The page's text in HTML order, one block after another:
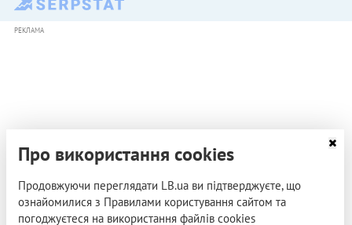
РЕКЛАМА
Про використання cookies
Продовжуючи переглядати LB.ua ви підтверджуєте, що
ознайомилися з Правилами користування сайтом та
погоджуєтеся на використання файлів cookies